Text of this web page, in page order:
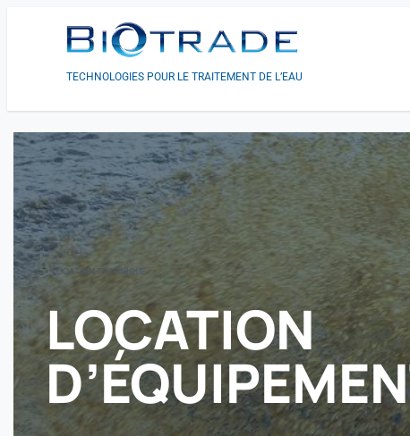
TECHNOLOGIES POUR LE TRAITEMENT DE L’EAU
LOCATION TECHNIQUE
LOCATION